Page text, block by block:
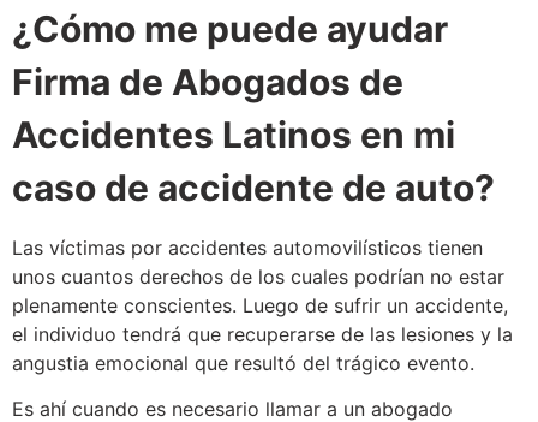
¿Cómo me puede ayudar
Firma de Abogados de
Accidentes Latinos en mi
caso de accidente de auto?
Las víctimas por accidentes automovilísticos tienen
unos cuantos derechos de los cuales podrían no estar
plenamente conscientes. Luego de sufrir un accidente,
el individuo tendrá que recuperarse de las lesiones y la
angustia emocional que resultó del trágico evento.
Es ahí cuando es necesario llamar a un abogado